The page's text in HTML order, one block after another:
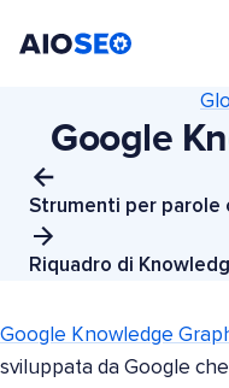
Strumenti per parole
Google
Riquadro di
Google Knowledge
sviluppata da Google